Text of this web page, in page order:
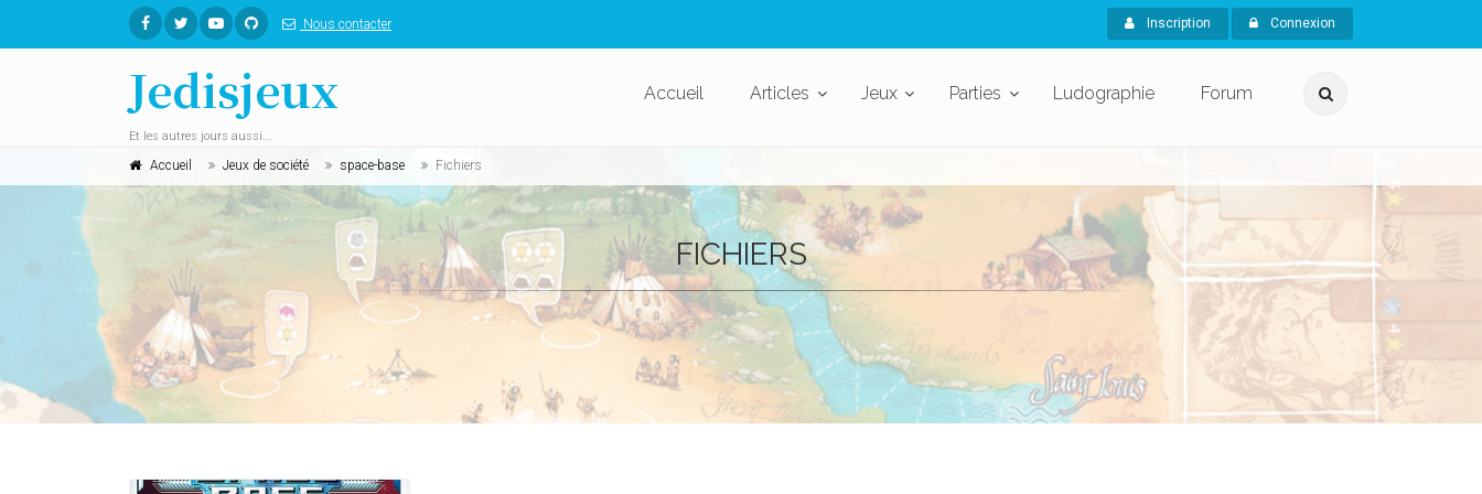
Nous contacter Inscription Connexion
Jedisjeux
Et les autres jours aussi...
Accueil Articles Jeux Parties Ludographie Forum
Accueil Jeux de société space-base Fichiers
FICHIERS